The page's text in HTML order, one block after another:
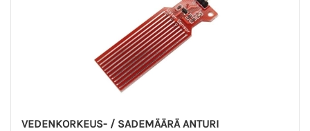
VEDENKORKEUS- / SADEMÄÄRÄ ANTURI